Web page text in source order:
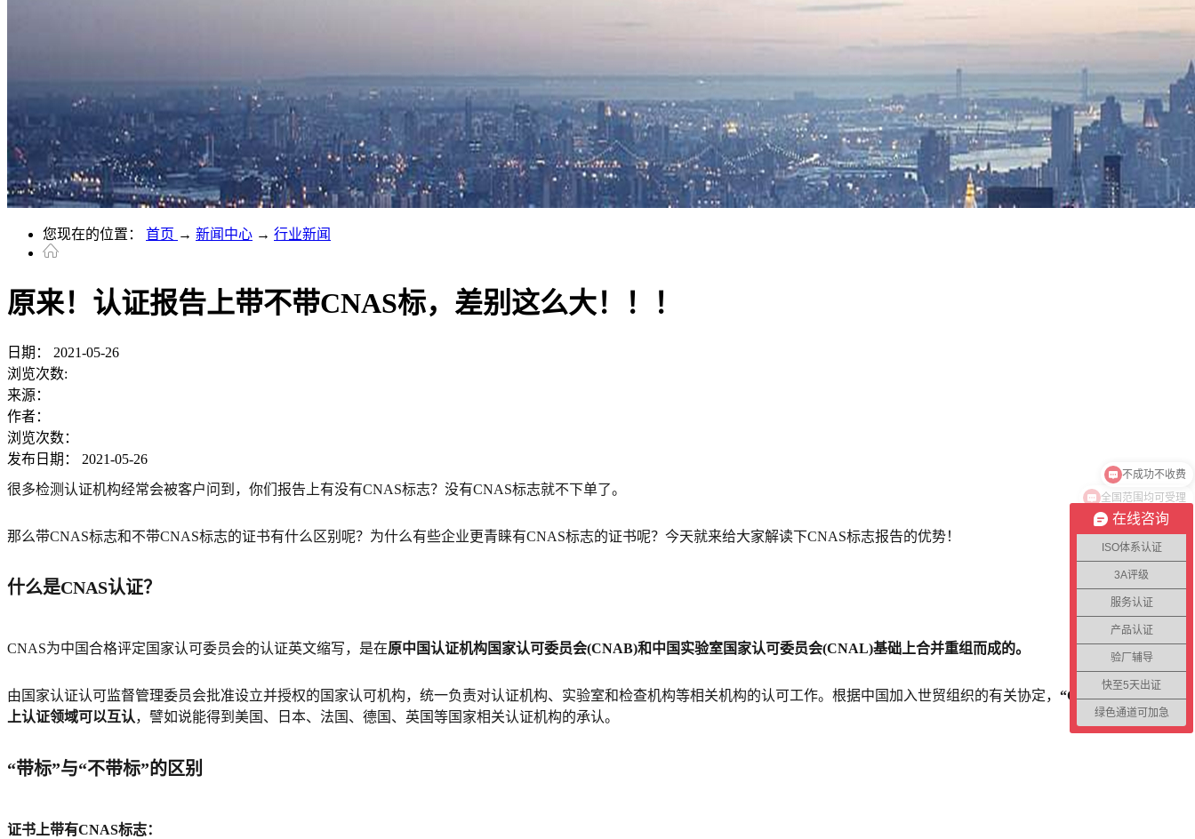
您现在的位置： 首页 → 新闻中心 → 行业新闻
原来！认证报告上带不带CNAS标，差别这么大！！！
日期：
2021-05-26
浏览次数:
来源：
作者：
浏览次数：
发布日期： 2021-05-26
很多检测认证机构经常会被客户问到，你们报告上有没有CNAS标志？没有CNAS标志就不下单了。
那么带CNAS标志和不带CNAS标志的证书有什么区别呢？为什么有些企业更青睐有CNAS标志的证书呢？今天就来给大家解读下CNAS标志报告的优势！
什么是CNAS认证？‍
CNAS为中国合格评定国家认可委员会的认证英文缩写，是在原中国认证机构国家认可委员会(CNAB)和中国实验室国家认可委员会(CNAL)基础上合并重组而成的。
由国家认证认可监督管理委员会批准设立并授权的国家认可机构，统一负责对认证机构、实验室和检查机构等相关机构的认可工作。根据中国加入世贸组织的有关协定， “CNAS”标志在国际
上认证领域可以互认，譬如说能得到美国、日本、法国、德国、英国等国家相关认证机构的承认。
“带标”与“不带标”的区别‍
证书上带有CNAS标志：
在线咨询
ISO体系认证
3A评级
服务认证
产品认证
验厂辅导
快至5天出证
绿色通道可加急
全国范围均可受理